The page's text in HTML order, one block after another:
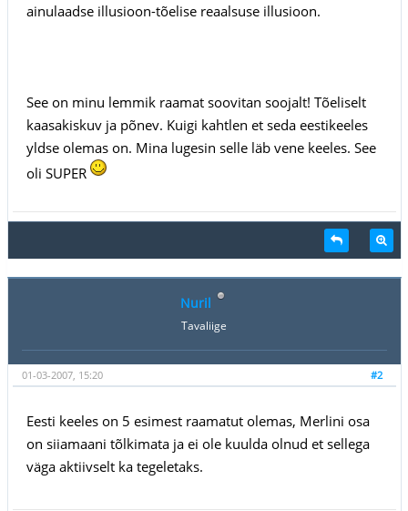
ainulaadse illusioon-tõelise reaalsuse illusioon.
See on minu lemmik raamat soovitan soojalt! Tõeliselt
kaasakiskuv ja põnev. Kuigi kahtlen et seda eestikeeles
yldse olemas on. Mina lugesin selle läb vene keeles. See
oli SUPER
Nuril
Tavaliige
#2
01-03-2007, 15:20
Eesti keeles on 5 esimest raamatut olemas, Merlini osa
on siiamaani tõlkimata ja ei ole kuulda olnud et sellega
väga aktiivselt ka tegeletaks.